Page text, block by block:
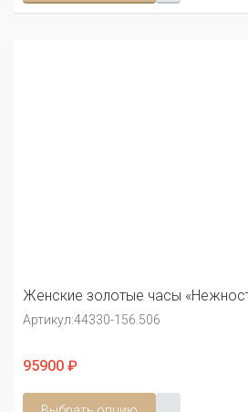
Женские золотые часы
Артикул:44330-156.506
95900 ₽